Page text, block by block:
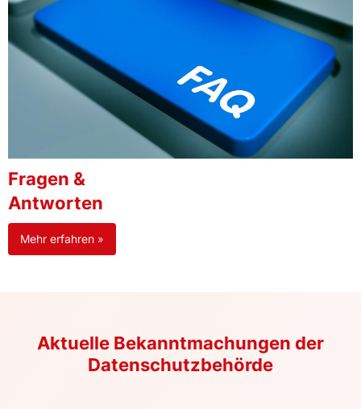
Fragen &
Antworten
Mehr erfahren »
Aktuelle Bekanntmachungen der
Datenschutzbehörde